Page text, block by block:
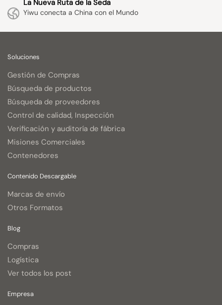
La Nueva Ruta de la Seda
Yiwu conecta a China con el Mundo
Soluciones
Gestión de Compras
Búsqueda de productos
Búsqueda de proveedores
Control de calidad, Inspección
Verificación y auditoría de fábrica
Misiones Comerciales
Contenedores
Contenido Descargable
Marcas de envío
Otros Formatos
Blog
Compras
Logística
Ver todos los post
Empresa